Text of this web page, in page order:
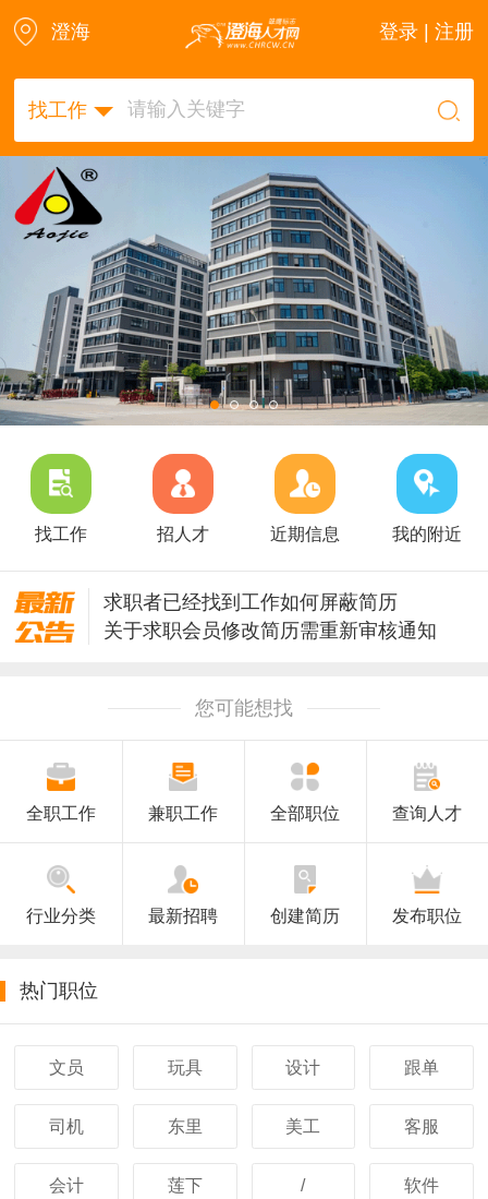
澄海 登录 | 注册
找工作
找工作 招人才 近期信息 我的附近
求职者已经找到工作如何屏蔽简历
关于求职会员修改简历需重新审核通知
您可能想找
全职工作 兼职工作 全部职位 查询人才
行业分类 最新招聘 创建简历 发布职位
热门职位
文员 玩具 设计 跟单
司机 东里 美工 客服
会计 莲下 / 软件